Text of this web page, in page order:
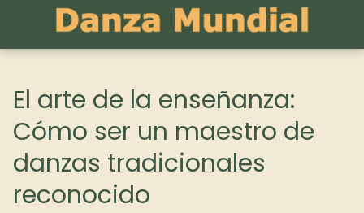
El arte de la enseñanza:
Cómo ser un maestro de
danzas tradicionales
reconocido